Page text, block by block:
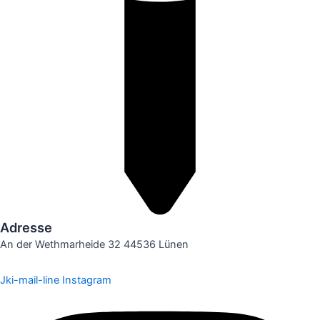
Adresse
An der Wethmarheide 32 44536 Lünen
Jki-mail-line Instagram